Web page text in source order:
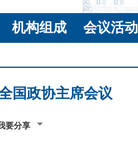
机构组成 会议活动
国政协主席会议
要分享